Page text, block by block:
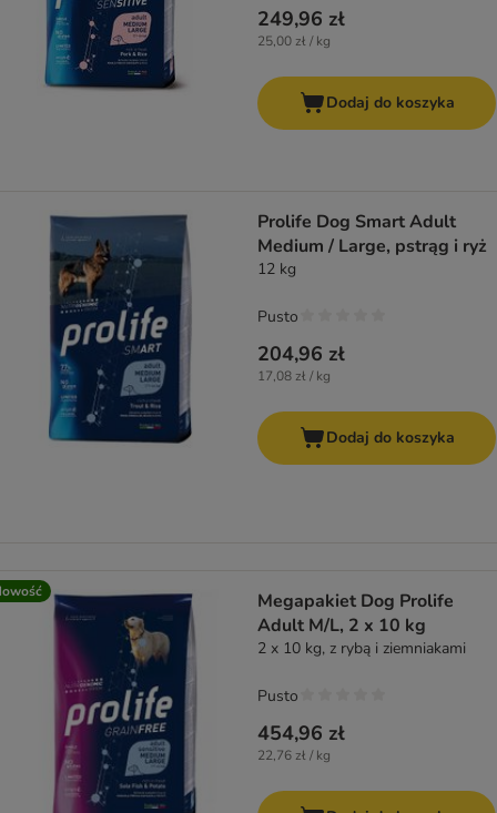
249,96 zł
25,00 zł / kg
Dodaj do koszyka
Prolife Dog Smart Adult
Medium / Large, pstrąg i ryż
12 kg
204,96 zł
17,08 zł / kg
Pusto
Dodaj do koszyka
Megapakiet Dog Prolife
Adult M/L, 2 x 10 kg
2 x 10 kg, z rybą i ziemniakami
454,96 zł
22,76 zł / kg
Pusto